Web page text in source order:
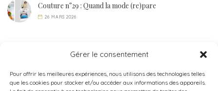
Gérer le consentement
Pour offrir les meilleures expériences, nous utilisons des technologies telles
que les cookies pour stocker et/ou accéder aux informations des appareils.
Couture n°29 : Quand la mode (re)pare
26 MARS 2026